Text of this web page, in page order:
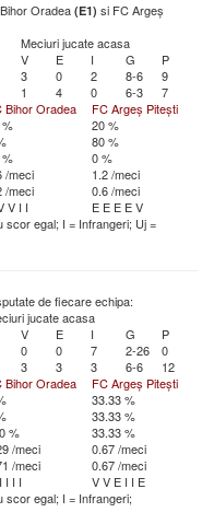
Oradea (E1) si FC Argeș
Meciuri jucate acasa
V E I G
P
3 0 2 8-6
9
1 4 0 6-3
7
Bihor Oradea
FC Argeș Pitești
20 %
80 %
0 %
/meci
1.2 /meci
/meci
0.6 /meci
V I I E E E EV
scor egal; I = Infrangeri; Uj =
de fiecare echipa:
jucate acasa
V E I G
P
0 0 7 2-26
0
3 3 3 6-6
12
Bihor Oradea
FC Argeș Pitești
33.33 %
33.33 %
%
33.33 %
/meci
0.67 /meci
/meci
0.67 /meci
I I I I VV E I I E
scor egal; I = Infrangeri;